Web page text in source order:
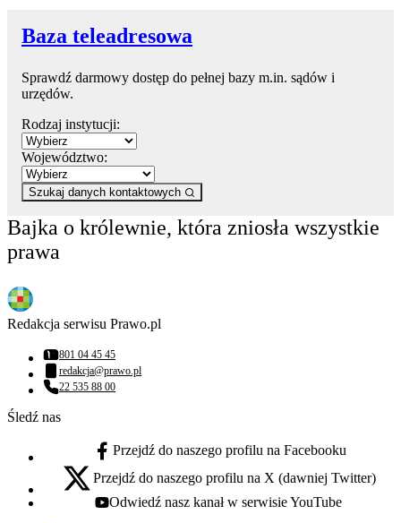
Baza teleadresowa
Sprawdź darmowy dostęp do pełnej bazy m.in. sądów i
urzędów.
Rodzaj instytucji:
Województwo:
Szukaj danych kontaktowych
Bajka o królewnie, która zniosła wszystkie
prawa
Redakcja serwisu Prawo.pl
Numer telefonu:
801 04 45 45
Adres email:
redakcja@prawo.pl
Numer telefonu:
22 535 88 00
Śledź nas
facebook - otwiera się w nowej karcie
Przejdź do naszego profilu na Facebooku
x - otwiera się w nowej karcie
Przejdź do naszego profilu na X (dawniej Twitter)
youtube - otwiera się w nowej karcie
Odwiedź nasz kanał w serwisie YouTube